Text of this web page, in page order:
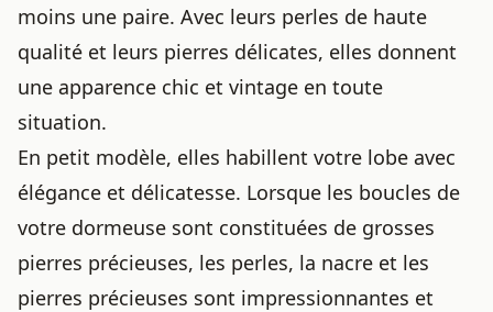
moins une paire. Avec leurs perles de haute
qualité et leurs pierres délicates, elles donnent
une apparence chic et vintage en toute
situation.
En petit modèle, elles habillent votre lobe avec
élégance et délicatesse. Lorsque les boucles de
votre dormeuse sont constituées de grosses
pierres précieuses, les perles, la nacre et les
pierres précieuses sont impressionnantes et